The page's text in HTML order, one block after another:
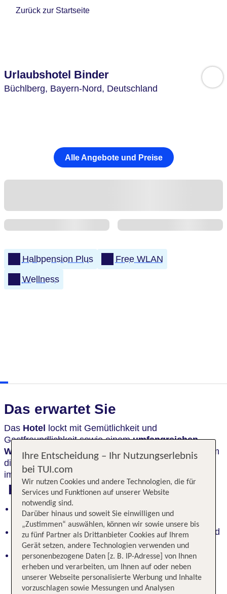
Zurück zur Startseite
Urlaubshotel Binder
Büchlberg, Bayern-Nord, Deutschland
Alle Angebote und Preise
Halbpension Plus
Free WLAN
Wellness
Das erwartet Sie
Das Hotel
lockt mit Gemütlichkeit und
Gastfreundlichkeit sowie einemumfangreichen
Wellnessbereich.Leihen Sie sich ein E-Bike aus um
die Umgebung zu erkunden oder lassen Sie den Tag
im
Biergartenausklingen.
Highlights
Gemütlichkeit, Gastfreundlichkeit und einladender
Wellnessbereich erwarten Sie
Erkunden Sie die Umgebung mit einem E-Bike und
entspannen Sie im Biergarten
Büchlberg, ein Erholungsort nahe Passau, bietet
Naturerlebnisse und Abenteuer
Ihre Entscheidung – Ihr Nutzungserlebnis
bei TUI.com
Wir nutzen Cookies und andere Technologien, die für
Services und Funktionen auf unserer Website
notwendig sind.
Darüber hinaus und soweit Sie einwilligen und
„Zustimmen“ auswählen, können wir sowie unsere bis
zu fünf Partner als Drittanbieter Cookies auf Ihrem
Gerät setzen, andere Technologien verwenden und
personenbezogene Daten [z. B. IP-Adresse] von Ihnen
erheben und verarbeiten, um Ihnen auf oder neben
unserer Webseite personalisierte Werbung und Inhalte
vorzuschlagen sowie Messungen und Analysen